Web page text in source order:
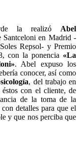
la realizó Abel
Santceloni en Madrid -
Repsol- y Premio
con la ponencia «La
. Abel expuso los
conocer, así como
, del trabajo en
con el cliente, de
de la toma de la
con detalles para que el
y que nos perciba que